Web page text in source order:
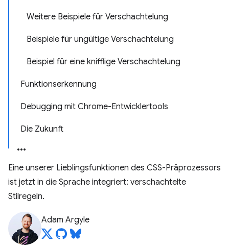
Weitere Beispiele für Verschachtelung
Beispiele für ungültige Verschachtelung
Beispiel für eine knifflige Verschachtelung
Funktionserkennung
Debugging mit Chrome-Entwicklertools
Die Zukunft
Eine unserer Lieblingsfunktionen des CSS-Präprozessors
ist jetzt in die Sprache integriert: verschachtelte
Stilregeln.
Adam Argyle